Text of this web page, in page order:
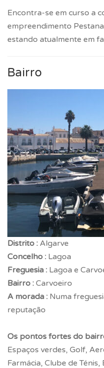
Encontra-se em curso a
empreendimento
estando atualmente em
Bairro
Distrito : Algarve
Concelho : Lagoa
Freguesia : Lagoa e
Bairro : Carvoeiro
A morada : Numa
reputação
Os pontos fortes do
Espaços verdes, Golf,
Farmácia, Clube de Ténis,